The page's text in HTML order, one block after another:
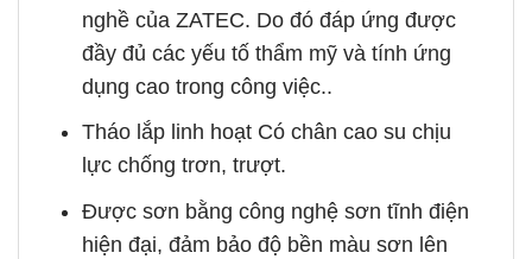
nghề của ZATEC. Do đó đáp ứng được
đầy đủ các yếu tố thẩm mỹ và tính ứng
dụng cao trong công việc..
Tháo lắp linh hoạt Có chân cao su chịu
lực chống trơn, trượt.
Được sơn bằng công nghệ sơn tĩnh điện
hiện đại, đảm bảo độ bền màu sơn lên